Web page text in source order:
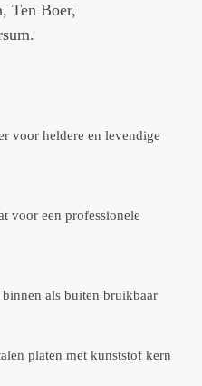
Ten Boer,
voor heldere en levendige
voor een professionele
als buiten bruikbaar
platen met kunststof kern